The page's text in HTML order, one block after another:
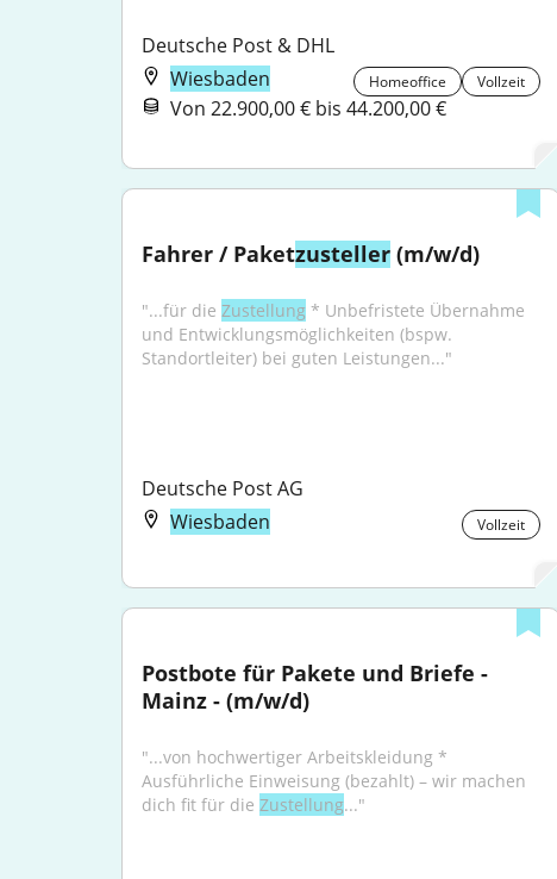
Deutsche Post & DHL
Wiesbaden
Homeoffice Vollzeit
Von 22.900,00 € bis 44.200,00 €
Fahrer / Paketzusteller (m/w/d)
"...für die Zustellung * Unbefristete Übernahme
und Entwicklungsmöglichkeiten (bspw.
Standortleiter) bei guten Leistungen..."
Deutsche Post AG
Wiesbaden
Vollzeit
Postbote für Pakete und Briefe -
Mainz - (m/w/d)
"...von hochwertiger Arbeitskleidung *
Ausführliche Einweisung (bezahlt) – wir machen
dich fit für die Zustellung..."